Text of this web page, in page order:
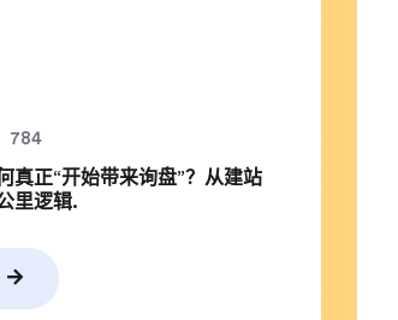
784
真正“开始带来询盘”？从建站
里逻辑.